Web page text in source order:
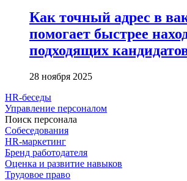
Как точный адрес в
помогает быстрее
подходящих
28 ноября 2025
HR-беседы
Управление персоналом
Поиск персонала
Собеседования
HR-маркетинг
Бренд работодателя
Оценка и развитие навыков
Трудовое право